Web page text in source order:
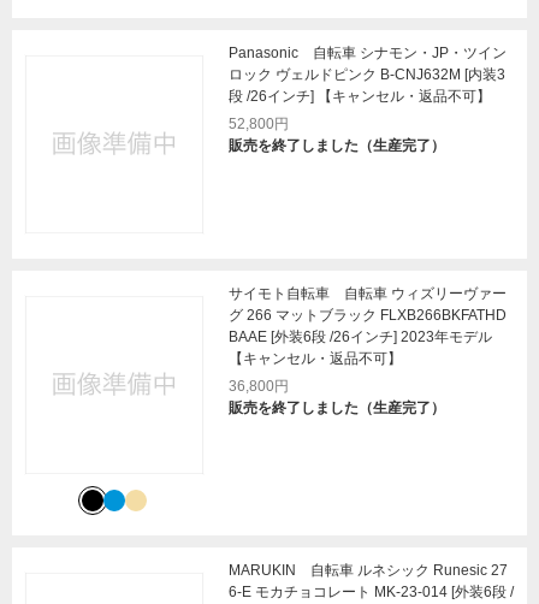
Panasonic 自転車 シナモン・JP・ツイン
ロック ヴェルドピンク B-CNJ632M [内装3
段 /26インチ] 【キャンセル・返品不可】
52,800円
販売を終了しました（生産完了）
サイモト自転車 自転車 ウィズリーヴァー
グ 266 マットブラック FLXB266BKFATHD
BAAE [外装6段 /26インチ] 2023年モデル
【キャンセル・返品不可】
36,800円
販売を終了しました（生産完了）
MARUKIN 自転車 ルネシック Runesic 27
6-E モカチョコレート MK-23-014 [外装6段 /